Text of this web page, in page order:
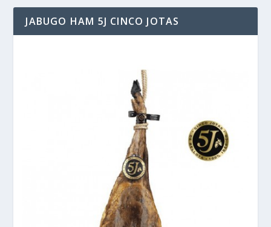
JABUGO HAM 5J CINCO JOTAS